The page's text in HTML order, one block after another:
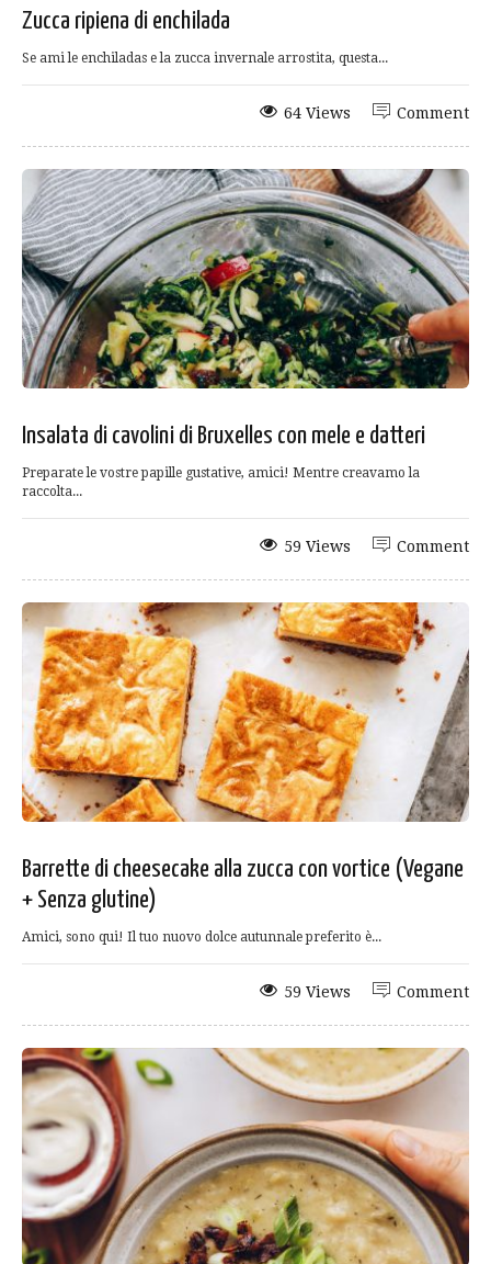
Zucca ripiena di enchilada
Se ami le enchiladas e la zucca invernale arrostita, questa...
Comment
64 Views
Insalata di cavolini di Bruxelles con mele e datteri
Preparate le vostre papille gustative, amici! Mentre creavamo la
raccolta...
Comment
59 Views
Barrette di cheesecake alla zucca con vortice (Vegane
+ Senza glutine)
Amici, sono qui! Il tuo nuovo dolce autunnale preferito è...
Comment
59 Views